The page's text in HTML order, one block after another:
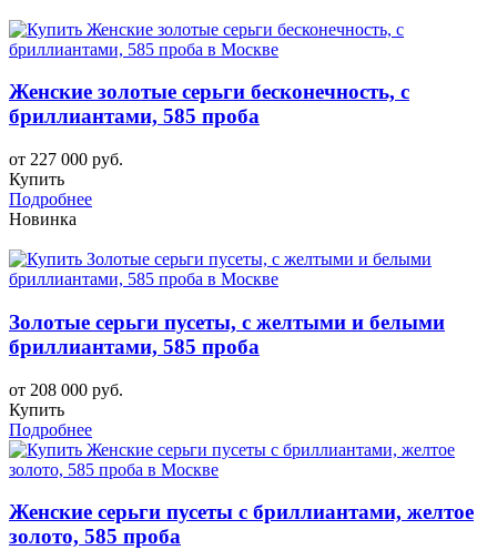
Женские золотые серьги бесконечность, с
бриллиантами, 585 проба
от 227 000 руб.
Купить
Подробнее
Новинка
Золотые серьги пусеты, с желтыми и белыми
бриллиантами, 585 проба
от 208 000 руб.
Купить
Подробнее
Женские серьги пусеты с бриллиантами, желтое
золото, 585 проба